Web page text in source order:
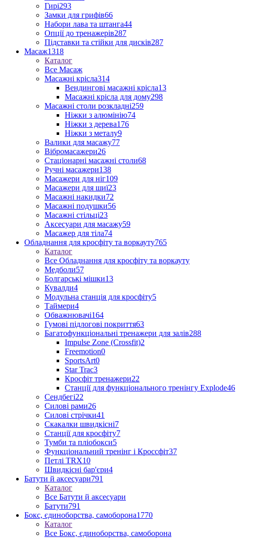
Гирі293
Замки для грифів66
Набори лава та штанга44
Опції до тренажерів287
Підставки та стійки для дисків287
Масаж1318
Каталог
Все Масаж
Масажні крісла314
Вендингові масажні крісла13
Масажні крісла для дому298
Масажні столи розкладні259
Ніжки з алюмінію74
Ніжки з дерева176
Ніжки з металу9
Валики для масажу77
Вібромасажери26
Стаціонарні масажні столи68
Ручні масажери138
Масажери для ніг109
Масажери для шиї23
Масажні накидки72
Масажні подушки56
Масажні стільці23
Аксесуари для масажу59
Масажер для тіла74
Обладнання для кросфіту та воркауту765
Каталог
Все Обладнання для кросфіту та воркауту
Медболи57
Болгарські мішки13
Кувалди4
Модульна станція для кросфіту5
Таймери4
Обважнювачі164
Гумові підлогові покриття63
Багатофункціональні тренажери для залів288
Impulse Zone (Crossfit)2
Freemotion0
SportsArt0
Star Trac3
Кросфіт тренажери22
Станції для функціонального тренінгу Explode46
Сендбегі22
Силові рами26
Силові стрічки41
Скакалки швидкісні7
Станції для кросфіту7
Тумби та пліобокси5
Функціональний тренінг і Кроссфіт37
Петлі TRX10
Швидкісні бар'єри4
Батути й аксесуари791
Каталог
Все Батути й аксесуари
Батути791
Бокс, єдиноборства, самоборона1770
Каталог
Все Бокс, єдиноборства, самоборона